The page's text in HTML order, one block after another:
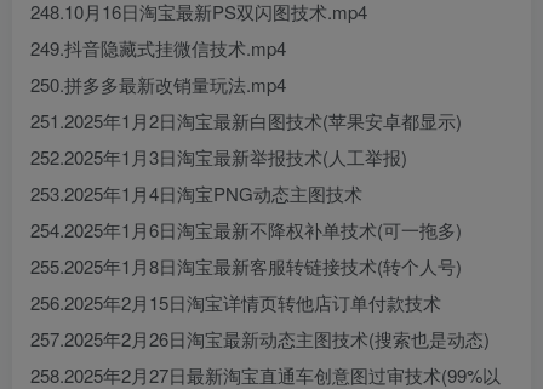
248.10月16日淘宝最新PS双闪图技术.mp4
249.抖音隐藏式挂微信技术.mp4
250.拼多多最新改销量玩法.mp4
251.2025年1月2日淘宝最新白图技术(苹果安卓都显示)
252.2025年1月3日淘宝最新举报技术(人工举报)
253.2025年1月4日淘宝PNG动态主图技术
254.2025年1月6日淘宝最新不降权补单技术(可一拖多)
255.2025年1月8日淘宝最新客服转链接技术(转个人号)
256.2025年2月15日淘宝详情页转他店订单付款技术
257.2025年2月26日淘宝最新动态主图技术(搜索也是动态)
258.2025年2月27日最新淘宝直通车创意图过审技术(99%以